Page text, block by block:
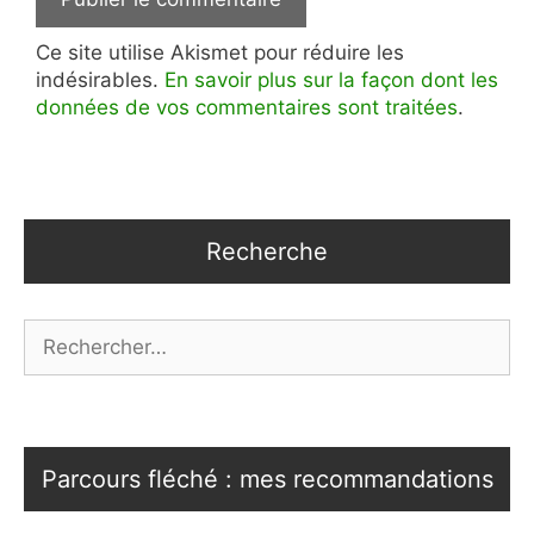
Ce site utilise Akismet pour réduire les
indésirables. En savoir plus sur la façon dont les
données de vos commentaires sont traitées.
Recherche
Parcours fléché : mes recommandations